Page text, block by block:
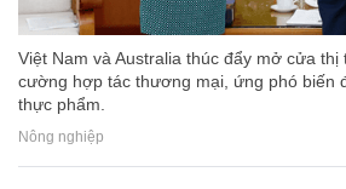
Việt Nam và Australia thúc đẩy mở cửa
cường hợp tác thương mại, ứng phó biến
thực phẩm.
Nông nghiệp